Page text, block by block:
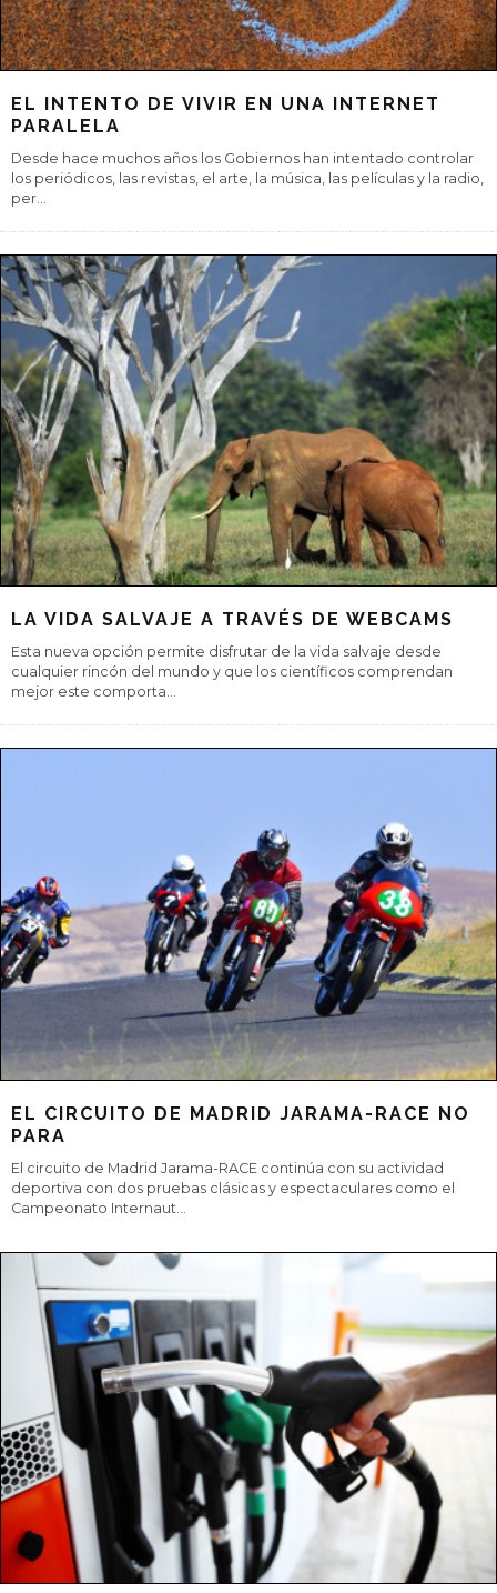
mente que no sustituye al volante o a los pedales tradicionales
como los coches...
EL INTENTO DE VIVIR EN UNA INTERNET
PARALELA
Desde hace muchos años los Gobiernos han intentado controlar
los periódicos, las revistas, el arte, la música, las películas y la radio,
per...
LA VIDA SALVAJE A TRAVÉS DE WEBCAMS
Esta nueva opción permite disfrutar de la vida salvaje desde
cualquier rincón del mundo y que los científicos comprendan
mejor este comporta ...
EL CIRCUITO DE MADRID JARAMA-RACE NO
PARA
El circuito de Madrid Jarama-RACE continúa con su actividad
deportiva con dos pruebas clásicas y espectaculares como el
Campeonato Internaut
...